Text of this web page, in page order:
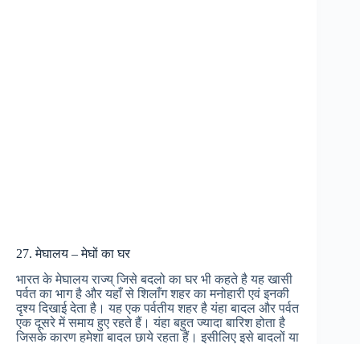
27. मेघालय – मेघों का घर
भारत के मेघालय राज्य् जिसे बदलो का घर भी कहते है यह खासी
पर्वत का भाग है और यहाँ से शिलाँग शहर का मनोहारी एवं इनकी
दृश्य दिखाई देता है। यह एक पर्वतीय शहर है यंहा बादल और पर्वत
एक दूसरे में समाय हुए रहते हैं। यंहा बहुत ज्यादा बारिश होता है
जिसके कारण हमेशा बादल छाये रहता हैं। इसीलिए इसे बादलों या